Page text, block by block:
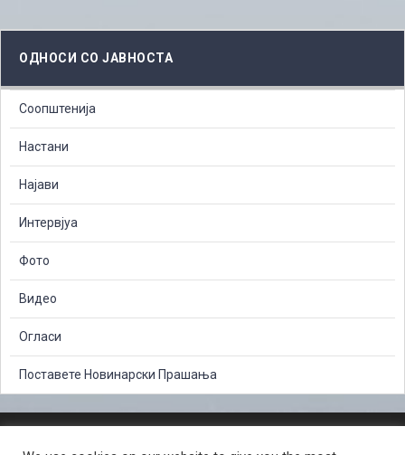
ОДНОСИ СО ЈАВНОСТА
Соопштенија
Настани
Најави
Интервјуа
Фото
Видео
Огласи
Поставете Новинарски Прашања